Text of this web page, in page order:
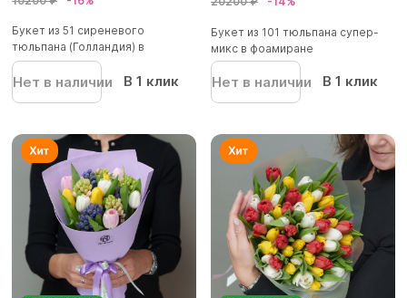
Букет из 51 сиреневого
тюльпана (Голландия) в
корейской...
Нет в наличии В 1 клик
Букет из 101 тюльпана супер-
микс в фоамиране
Нет в наличии В 1 клик